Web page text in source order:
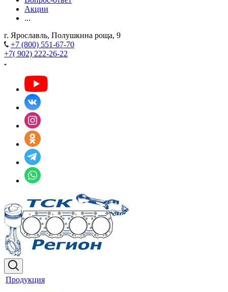
Акции
...
г. Ярославль, Полушкина роща, 9
+7 (800) 551-67-70
+7( 902) 222-26-22
Продукция